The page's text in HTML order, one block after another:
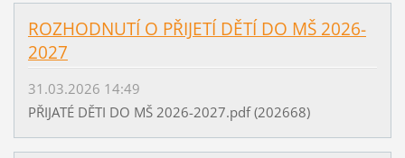
ROZHODNUTÍ O PŘIJETÍ DĚTÍ DO MŠ 2026-
2027
31.03.2026 14:49
PŘIJATÉ DĚTI DO MŠ 2026-2027.pdf (202668)